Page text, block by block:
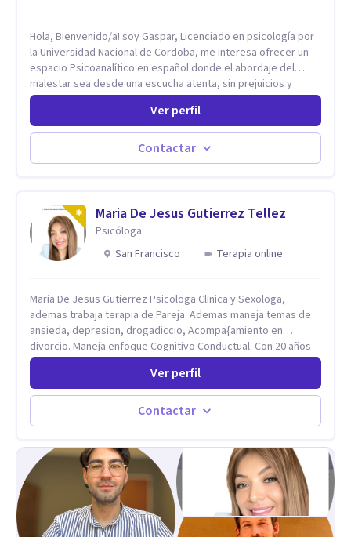
Hola, Bienvenido/a! soy Gaspar, Licenciado en psicología por
la Universidad Nacional de Cordoba, me interesa ofrecer un
espacio Psicoanalítico en español donde el abordaje del
malestar sea desde una escucha atenta, sin prejuicios y
rescatando lo singular de cada caso, sin caer en etiquetas.
Considero que todas las personas en algún momento pueden
sufrir y cada una por cuestiones particulares, es en mi
espacio donde se le dará un lugar a esas cuestiones
singulares de cada uno, para luego generar cambios. Soy una
investigo. Siempre en la búsqueda de ser un mejor
profesional.
Ver perfil
Contactar
Maria De Jesus Gutierrez Tellez
Psicóloga
San Francisco
Terapia online
Maria De Jesus Gutierrez Psicologa Clinica y Sexologa,
ademas trabaja terapia de Pareja. Ademas maneja temas de
ansieda, depresion, drogadiccio, Acompa{amiento en
divorcio. Maneja enfoque Cognitivo Conductual. Con 20 años
de experiencia, constantemente capacitandose en las
diferntes areas de la Salud Mental.
Ver perfil
Contactar